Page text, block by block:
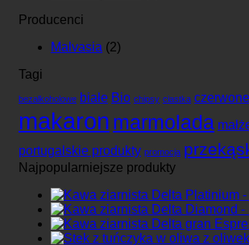
Producenci
Malvasia (2)
Tagi
bezalkoholowe białe Bio chipsy ciastka czerwone
makaron marmolada
portugalskie produkty promocja
Najpopularniejsze produkty